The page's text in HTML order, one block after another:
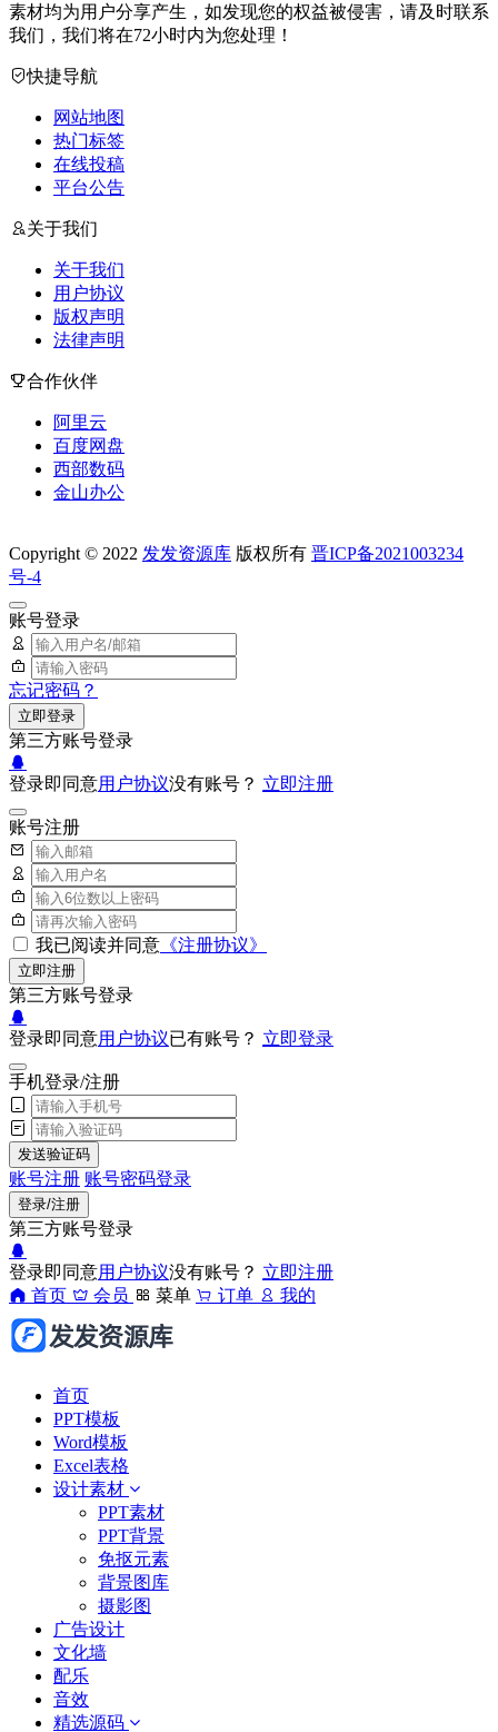
素材均为用户分享产生，如发现您的权益被侵害，请及时联系
我们，我们将在72小时内为您处理！
快捷导航
网站地图
热门标签
在线投稿
平台公告
关于我们
关于我们
用户协议
版权声明
法律声明
合作伙伴
阿里云
百度网盘
西部数码
金山办公
Copyright © 2022 发发资源库 版权所有 晋ICP备2021003234
号-4
账号登录
忘记密码？
立即登录
第三方账号登录
登录即同意用户协议没有账号？ 立即注册
账号注册
我已阅读并同意 《注册协议》
立即注册
第三方账号登录
登录即同意用户协议已有账号？ 立即登录
手机登录/注册
发送验证码
账号注册 账号密码登录
登录/注册
第三方账号登录
登录即同意用户协议没有账号？ 立即注册
首页
会员 菜单 订单 我的
首页
PPT模板
Word模板
Excel表格
设计素材
PPT素材
PPT背景
免抠元素
背景图库
摄影图
广告设计
文化墙
配乐
音效
精选源码